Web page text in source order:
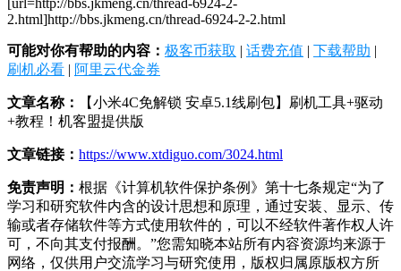
2.html]http://bbs.jkmeng.cn/thread-6924-2-2.html
可能对你有帮助的内容： 极客币获取 | 话费充值 | 下载帮助 |
刷机必看 | 阿里云代金券
文章名称：
【小米4C免解锁 安卓5.1线刷包】刷机工具+驱动
+教程！机客盟提供版
文章链接： https://www.xtdiguo.com/3024.html
免责声明： 根据《计算机软件保护条例》第十七条规定“为了
学习和研究软件内含的设计思想和原理，通过安装、显示、传
输或者存储软件等方式使用软件的，可以不经软件著作权人许
可，不向其支付报酬。”您需知晓本站所有内容资源均来源于
网络，仅供用户交流学习与研究使用，版权归属原版权方所